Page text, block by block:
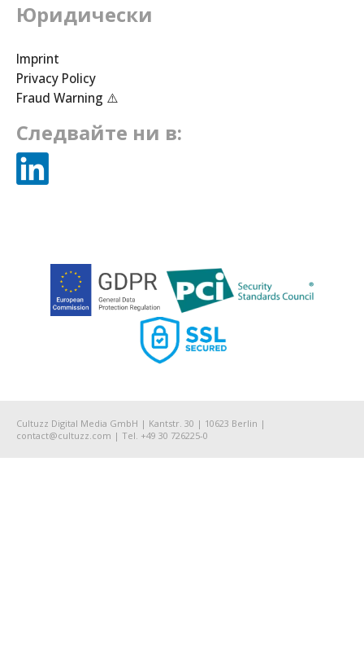
Юридически
Imprint
Privacy Policy
Fraud Warning ⚠️
Следвайте ни в:
Cultuzz Digital Media GmbH | Kantstr. 30 | 10623 Berlin |
contact@cultuzz.com | Tel. +49 30 726225-0